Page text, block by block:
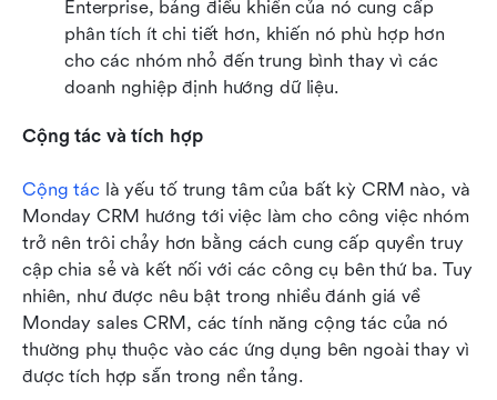
Enterprise, bảng điều khiển của nó cung cấp
phân tích ít chi tiết hơn, khiến nó phù hợp hơn
cho các nhóm nhỏ đến trung bình thay vì các
doanh nghiệp định hướng dữ liệu.
Cộng tác và tích hợp
Cộng tác là yếu tố trung tâm của bất kỳ CRM nào, và
Monday CRM hướng tới việc làm cho công việc nhóm
trở nên trôi chảy hơn bằng cách cung cấp quyền truy
cập chia sẻ và kết nối với các công cụ bên thứ ba. Tuy
nhiên, như được nêu bật trong nhiều đánh giá về
Monday sales CRM, các tính năng cộng tác của nó
thường phụ thuộc vào các ứng dụng bên ngoài thay vì
được tích hợp sẵn trong nền tảng.